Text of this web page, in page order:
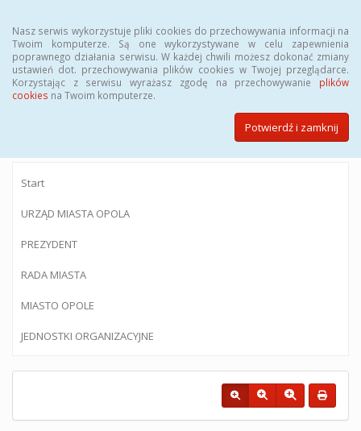
Nasz serwis wykorzystuje pliki cookies do przechowywania informacji na
Twoim komputerze. Są one wykorzystywane w celu zapewnienia
poprawnego działania serwisu. W każdej chwili możesz dokonać zmiany
ustawień dot. przechowywania plików cookies w Twojej przeglądarce.
Korzystając z serwisu wyrażasz zgodę na przechowywanie plików
cookies na Twoim komputerze.
Potwierdź i zamknij
BIULETYN INFORMACJI PUBLICZNEJ
Urzędu Miasta Opola
Start
URZĄD MIASTA OPOLA
PREZYDENT
RADA MIASTA
MIASTO OPOLE
JEDNOSTKI ORGANIZACYJNE